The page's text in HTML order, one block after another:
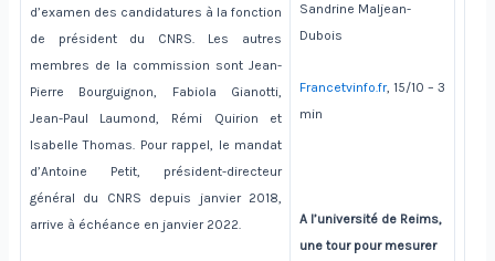
Sandrine Maljean-
Dubois
Francetvinfo.fr, 15/10 – 3
min
A l’université de Reims,
une tour pour mesurer
d’examen des candidatures à la fonction
de président du CNRS. Les autres
membres de la commission sont Jean-
Pierre Bourguignon, Fabiola Gianotti,
Jean-Paul Laumond, Rémi Quirion et
Isabelle Thomas. Pour rappel, le mandat
d’Antoine Petit, président-directeur
général du CNRS depuis janvier 2018,
arrive à échéance en janvier 2022.